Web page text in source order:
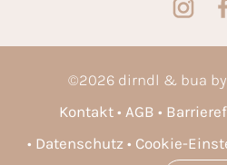
©2026 dirndl & bua
Kontakt
AGB
Datenschutz
Cookie-